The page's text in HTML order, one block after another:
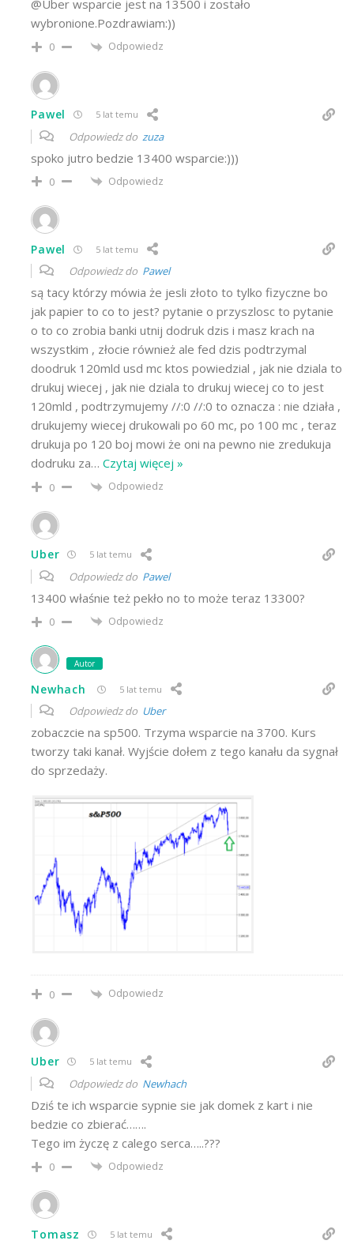
@Uber wsparcie jest na 13500 i zostało
wybronione.Pozdrawiam:))
0 Odpowiedz
Pawel 5 lat temu
Odpowiedz dozuza
spoko jutro bedzie 13400 wsparcie:)))
0 Odpowiedz
Pawel 5 lat temu
Odpowiedz do Pawel
są tacy którzy mówia że jesli złoto to tylko fizyczne bo
jak papier to co to jest? pytanie o przyszlosc to pytanie
o to co zrobia banki utnij dodruk dzis i masz krach na
wszystkim , złocie również ale fed dzis podtrzymal
doodruk 120mld usd mc ktos powiedzial , jak nie dziala to
drukuj wiecej , jak nie dziala to drukuj wiecej co to jest
120mld , podtrzymujemy //:0 //:0 to oznacza : nie działa ,
drukujemy wiecej drukowali po 60 mc, po 100 mc , teraz
drukuja po 120 boj mowi że oni na pewno nie zredukuja
dodruku za…Czytaj więcej »
0 Odpowiedz
Uber 5 lat temu
Odpowiedz do Pawel
13400 właśnie też pekło no to może teraz 13300?
0 Odpowiedz
Autor
Newhach 5 lat temu
Odpowiedz do Uber
zobaczcie na sp500. Trzyma wsparcie na 3700. Kurs
tworzy taki kanał. Wyjście dołem z tego kanału da sygnał
do sprzedaży.
0 Odpowiedz
Uber 5 lat temu
Odpowiedz do Newhach
Dziś te ich wsparcie sypnie sie jak domek z kart i nie
bedzie co zbierać…….
Tego im życzę z calego serca…..???
0 Odpowiedz
Tomasz 5 lat temu